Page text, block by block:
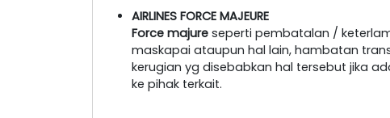
AIRLINES FORCE MAJEURE
Force majure seperti pembatalan /
maskapai ataupun hal lain, hambatan
kerugian yg disebabkan hal tersebut jika
ke pihak terkait.